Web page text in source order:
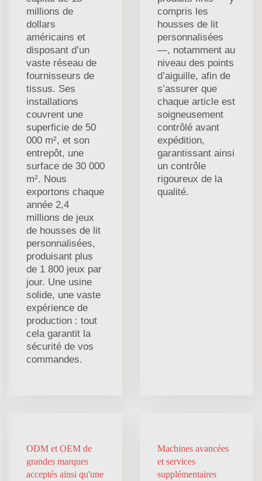
millions de
dollars
américains et
disposant d’un
vaste réseau de
fournisseurs de
tissus. Ses
installations
couvrent une
superficie de 50
000 m², et son
entrepôt, une
surface de 30 000
m². Nous
exportons chaque
année 2,4
millions de jeux
de housses de lit
personnalisées,
produisant plus
de 1 800 jeux par
jour. Une usine
solide, une vaste
expérience de
production : tout
cela garantit la
sécurité de vos
commandes.
compris les
housses de lit
personnalisées
—, notamment au
niveau des points
d’aiguille, afin de
s’assurer que
chaque article est
soigneusement
contrôlé avant
expédition,
garantissant ainsi
un contrôle
rigoureux de la
qualité.
ODM et OEM de
grandes marques
acceptés ainsi qu'une
Machines avancées
et services
supplémentaires